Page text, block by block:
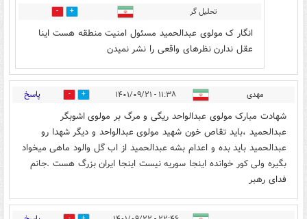
تحلیل گر 1
انگار ک مولوی عبدالحمید مسئول امنیت منطقه هست اینا
عقل ندارن نظرهای واقعی را نشر نمیدن
مهدی ۱۱:۳۸ - ۱۴۰۱/۰۹/۲۱ 1 پاسخ
شهادت مبارک مولوی عبدالواحد ریگی و مرگ بر مولوی اشوبگر
عبدالحمید ،باید تقاص خون شهید مولوی عبدالواحد و دیگر شهدا رو
عبدالحمید باید بده و اعدام بشه عبدالحمید از اب گل والود ماهی میخواد
بگیره ولی کور خوانده اینجا سوریه نیست اینجا ایران بزرگ هست .جانم
فدای رهبر